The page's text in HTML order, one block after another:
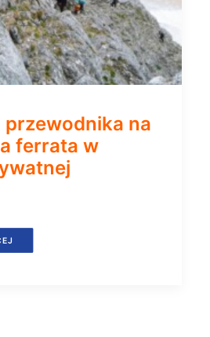
przewodnika na
ferrata w